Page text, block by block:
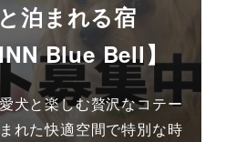
泊まれる宿
Blue Bell】
犬と楽しむ贅沢なコテー
れた快適空間で特別な時